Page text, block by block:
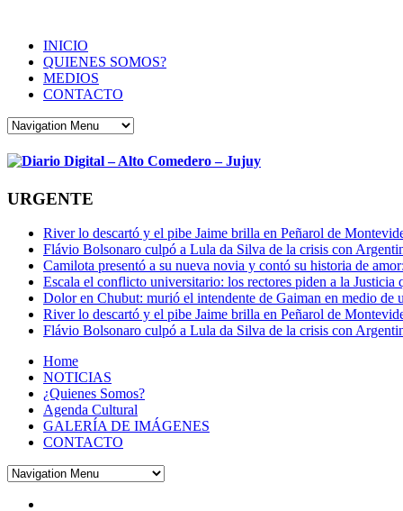
INICIO
QUIENES SOMOS?
MEDIOS
CONTACTO
URGENTE
River lo descartó y el pibe Jaime brilla en Peñarol de
Flávio Bolsonaro culpó a Lula da Silva de la crisis con
Camilota presentó a su nueva novia y contó su historia de
Escala el conflicto universitario: los rectores piden a la
Dolor en Chubut: murió el intendente de Gaiman en medio de
River lo descartó y el pibe Jaime brilla en Peñarol de
Flávio Bolsonaro culpó a Lula da Silva de la crisis con
Home
NOTICIAS
¿Quienes Somos?
Agenda Cultural
GALERÍA DE IMÁGENES
CONTACTO